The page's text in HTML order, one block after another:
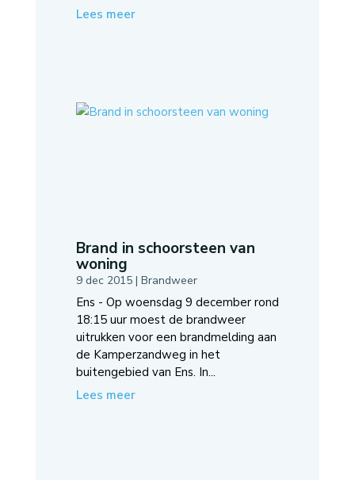
Lees meer
Brand in schoorsteen van
woning
9 dec 2015| Brandweer
Ens - Op woensdag 9 december rond
18:15 uur moest de brandweer
uitrukken voor een brandmelding aan
de Kamperzandweg in het
buitengebied van Ens. In...
Lees meer